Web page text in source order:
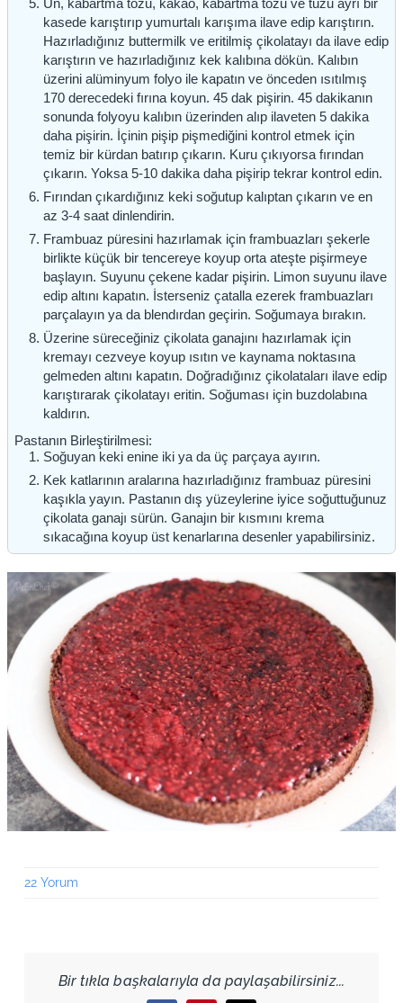
Un, kabartma tozu, kakao, kabartma tozu ve tuzu ayrı bir
kasede karıştırıp yumurtalı karışıma ilave edip karıştırın.
Hazırladığınız buttermilk ve eritilmiş çikolatayı da ilave edip
karıştırın ve hazırladığınız kek kalıbına dökün. Kalıbın
üzerini alüminyum folyo ile kapatın ve önceden ısıtılmış
170 derecedeki fırına koyun. 45 dak pişirin. 45 dakikanın
sonunda folyoyu kalıbın üzerinden alıp ilaveten 5 dakika
daha pişirin. İçinin pişip pişmediğini kontrol etmek için
temiz bir kürdan batırıp çıkarın. Kuru çıkıyorsa fırından
çıkarın. Yoksa 5-10 dakika daha pişirip tekrar kontrol edin.
Fırından çıkardığınız keki soğutup kalıptan çıkarın ve en
az 3-4 saat dinlendirin.
Frambuaz püresini hazırlamak için frambuazları şekerle
birlikte küçük bir tencereye koyup orta ateşte pişirmeye
başlayın. Suyunu çekene kadar pişirin. Limon suyunu ilave
edip altını kapatın. İsterseniz çatalla ezerek frambuazları
parçalayın ya da blendırdan geçirin. Soğumaya bırakın.
Üzerine süreceğiniz çikolata ganajını hazırlamak için
kremayı cezveye koyup ısıtın ve kaynama noktasına
gelmeden altını kapatın. Doğradığınız çikolataları ilave edip
karıştırarak çikolatayı eritin. Soğuması için buzdolabına
kaldırın.
Pastanın Birleştirilmesi:
Soğuyan keki enine iki ya da üç parçaya ayırın.
Kek katlarının aralarına hazırladığınız frambuaz püresini
kaşıkla yayın. Pastanın dış yüzeylerine iyice soğuttuğunuz
çikolata ganajı sürün. Ganajın bir kısmını krema
sıkacağına koyup üst kenarlarına desenler yapabilirsiniz.
22 Yorum
Bir tıkla başkalarıyla da paylaşabilirsiniz...